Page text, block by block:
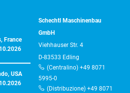
France
USA
Schechtl Maschinenbau
GmbH
Viehhauser Str. 4
D-83533 Edling
(Centralino) +49 8071
5995-0
(Distribuzione) +49 8071